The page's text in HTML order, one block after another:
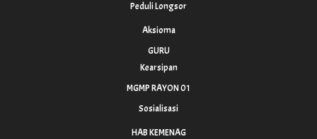
Peduli Longsor
Aksioma
GURU
Kearsipan
MGMP RAYON 01
Sosialisasi
HAB KEMENAG